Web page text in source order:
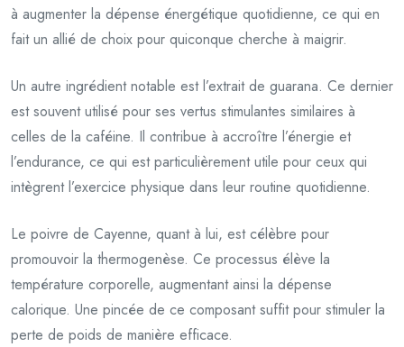
à augmenter la dépense énergétique quotidienne, ce qui en
fait un allié de choix pour quiconque cherche à maigrir.
Un autre ingrédient notable est l’extrait de guarana. Ce dernier
est souvent utilisé pour ses vertus stimulantes similaires à
celles de la caféine. Il contribue à accroître l’énergie et
l’endurance, ce qui est particulièrement utile pour ceux qui
intègrent l’exercice physique dans leur routine quotidienne.
Le poivre de Cayenne, quant à lui, est célèbre pour
promouvoir la thermogenèse. Ce processus élève la
température corporelle, augmentant ainsi la dépense
calorique. Une pincée de ce composant suffit pour stimuler la
perte de poids de manière efficace.